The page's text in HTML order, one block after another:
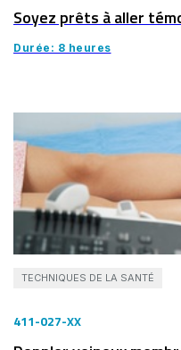
Soyez prêts à aller
Durée: 8 heures
TECHNIQUES DE LA SANTÉ
411-027-XX